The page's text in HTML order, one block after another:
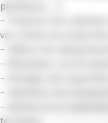
plastiques, …),
– Proposer des
vos chutes de
– Utiliser des
– Mutualiser vos
– Partager des
– Optimiser des
– Renforcer la